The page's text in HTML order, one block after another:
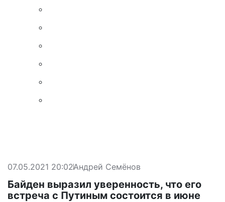
07.05.2021 20:02Андрей Семёнов
Байден выразил уверенность, что его
встреча с Путиным состоится в июне